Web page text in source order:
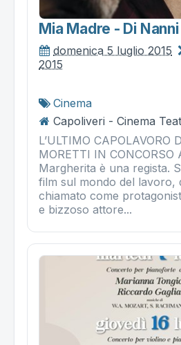
Mia Madre - Di
domenica 5 luglio 2015
2015
Cinema
Capoliveri - Cinema
L’ULTIMO CAPOLAVORO
MORETTI IN CONCORSO
Margherita è una regista.
film sul mondo del lavoro,
chiamato come
e bizzoso attore...